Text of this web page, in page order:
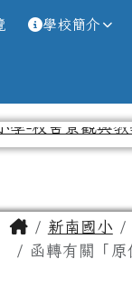
球資
學校簡介
主內容區
Home新南國小
函轉有關「